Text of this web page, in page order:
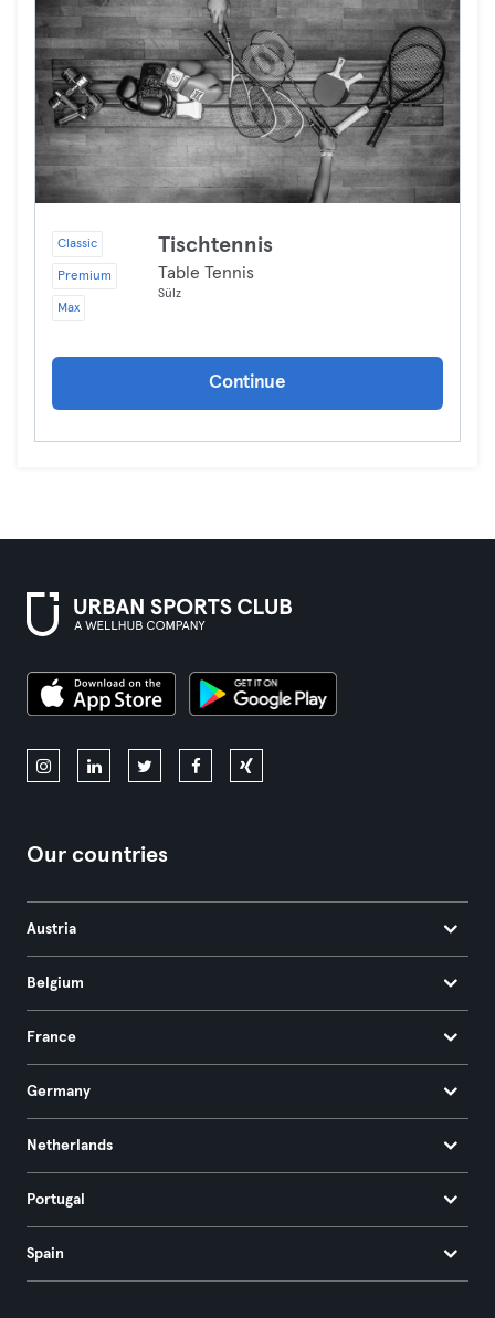
Classic
Premium
Max
Tischtennis
Table Tennis
Sülz
Continue
Our countries
Austria
Belgium
France
Germany
Netherlands
Portugal
Spain